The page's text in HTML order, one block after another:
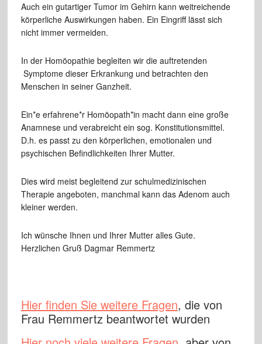
Auch ein gutartiger Tumor im Gehirn kann weitreichende
körperliche Auswirkungen haben. Ein Eingriff lässt sich
nicht immer vermeiden.
In der Homöopathie begleiten wir die auftretenden
Symptome dieser Erkrankung und betrachten den
Menschen in seiner Ganzheit.
Ein*e erfahrene*r Homöopath*in macht dann eine große
Anamnese und verabreicht ein sog. Konstitutionsmittel.
D.h. es passt zu den körperlichen, emotionalen und
psychischen Befindlichkeiten Ihrer Mutter.
Dies wird meist begleitend zur schulmedizinischen
Therapie angeboten, manchmal kann das Adenom auch
kleiner werden.
Ich wünsche Ihnen und Ihrer Mutter alles Gute.
Herzlichen Gruß Dagmar Remmertz
Hier finden Sie weitere Fragen, die von
Frau Remmertz beantwortet wurden